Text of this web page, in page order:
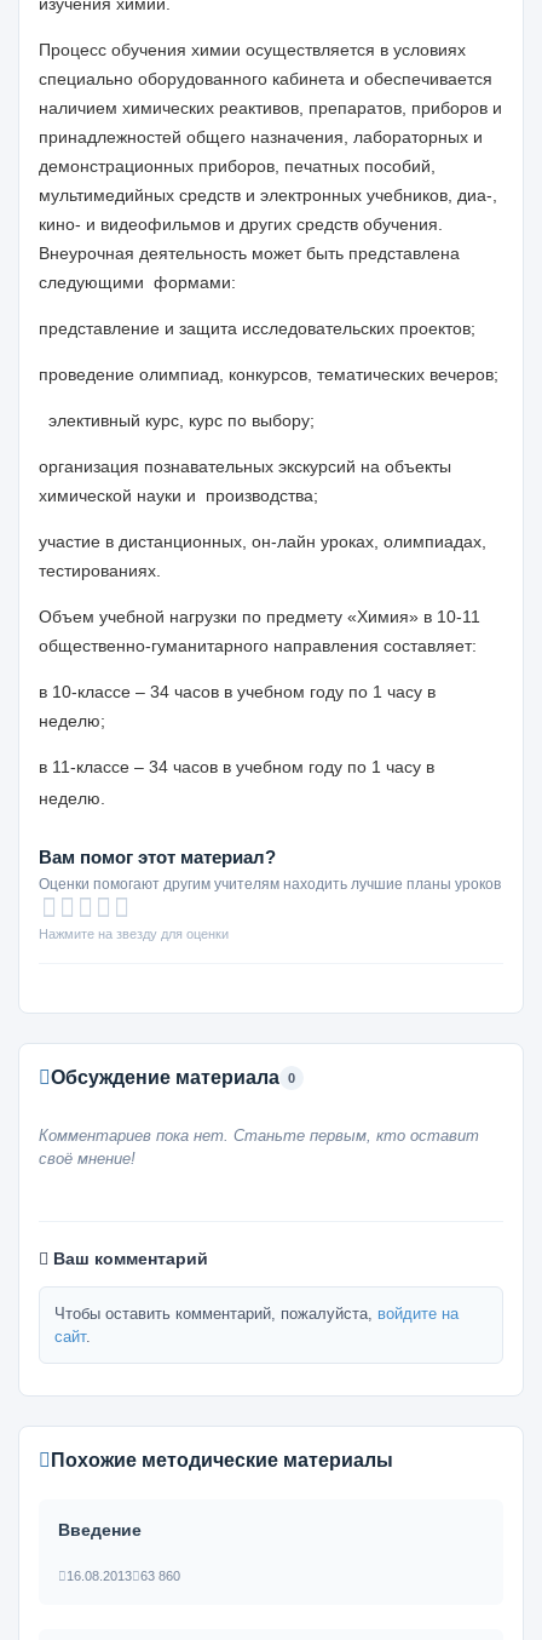
Процесс обучения химии осуществляется в условиях
специально оборудованного кабинета и обеспечивается
наличием химических реактивов, препаратов, приборов и
принадлежностей общего назначения, лабораторных и
демонстрационных приборов, печатных пособий,
мультимедийных средств и электронных учебников, диа-,
кино- и видеофильмов и других средств обучения.
Внеурочная деятельность может быть представлена
следующими формами:
представление и защита исследовательских проектов;
проведение олимпиад, конкурсов, тематических вечеров;
элективный курс, курс по выбору;
организация познавательных экскурсий на объекты
химической науки и производства;
участие в дистанционных, он-лайн уроках, олимпиадах,
тестированиях.
Объем учебной нагрузки по предмету «Химия» в 10-11
общественно-гуманитарного направления составляет:
в 10-классе – 34 часов в учебном году по 1 часу в
неделю;
в 11-классе – 34 часов в учебном году по 1 часу в
неделю.
Вам помог этот материал?
Оценки помогают другим учителям находить лучшие планы уроков
Нажмите на звезду для оценки
Обсуждение материала 0
Комментариев пока нет. Станьте первым, кто оставит
своё мнение!
Ваш комментарий
Чтобы оставить комментарий, пожалуйста, войдите на
сайт.
Похожие методические материалы
Введение
16.08.2013 63 860